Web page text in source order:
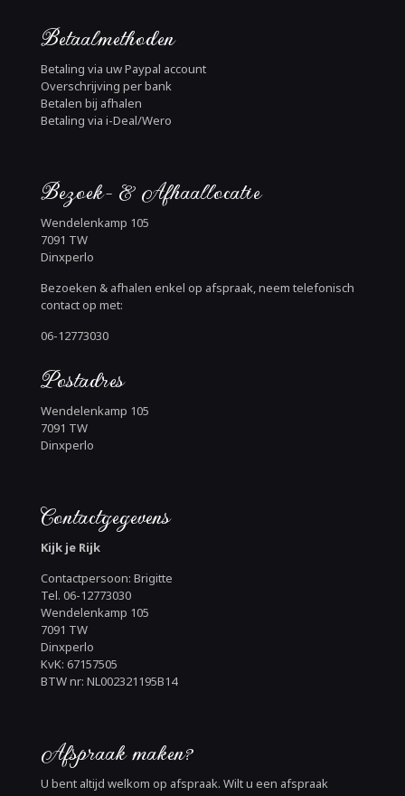
Betaalmethoden
Betaling via uw Paypal account
Overschrijving per bank
Betalen bij afhalen
Betaling via i-Deal/Wero
Bezoek- & Afhaallocatie
Wendelenkamp 105
7091 TW
Dinxperlo
Bezoeken & afhalen enkel op afspraak, neem telefonisch
contact op met:
06-12773030
Postadres
Wendelenkamp 105
7091 TW
Dinxperlo
Contactgegevens
Kijk je Rijk
Contactpersoon: Brigitte
Tel. 06-12773030
Wendelenkamp 105
7091 TW
Dinxperlo
KvK: 67157505
BTW nr: NL002321195B14
Afspraak maken?
U bent altijd welkom op afspraak. Wilt u een afspraak